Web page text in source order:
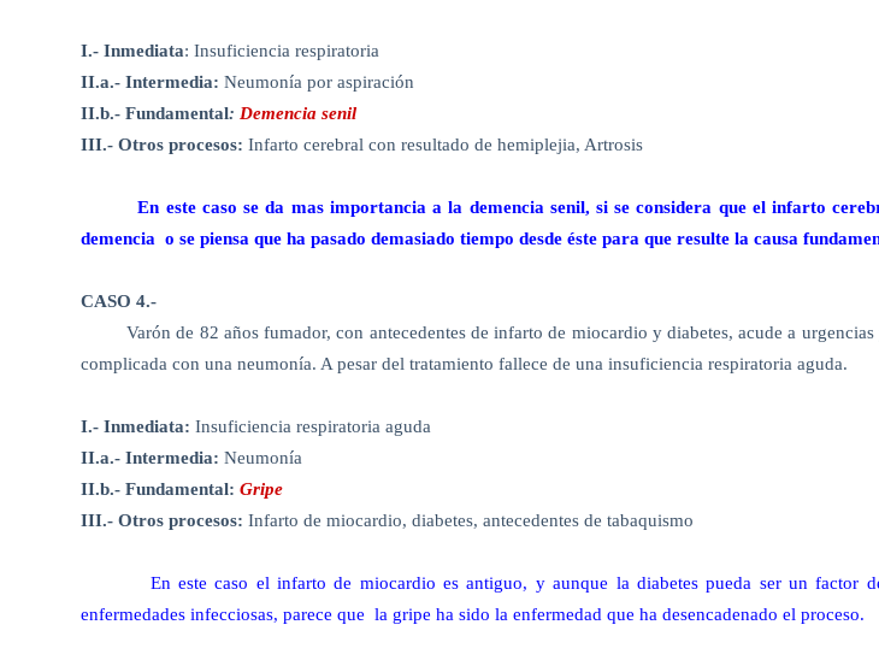
I.- Inmediata: Insuficiencia respiratoria
II.a.- Intermedia:Neumonía por aspiración
II.b.- Fundamental:Demencia senil
III.- Otros procesos: Infarto cerebral con resultado de hemiplejia, Artrosis
En este caso se da mas importancia a la demencia senil, si se considera que el infarto
demencia o se piensa que ha pasado demasiado tiempo desde éste para que resulte la causa
CASO 4.-
Varón de 82 años fumador, con antecedentes de infarto de miocardio y diabetes, acude a
complicada con una neumonía. A pesar del tratamiento fallece de una insuficiencia respiratoria aguda.
I.- Inmediata: Insuficiencia respiratoria aguda
II.a.- Intermedia: Neumonía
II.b.- Fundamental: Gripe
III.- Otros procesos: Infarto de miocardio, diabetes, antecedentes de tabaquismo
En este caso el infarto de miocardio es antiguo, y aunque la diabetes pueda ser un factor
enfermedades infecciosas, parece que la gripe ha sido la enfermedad que ha desencadenado el proceso.